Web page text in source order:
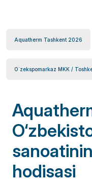
Aquatherm Tashkent 2026
O`zekspomarkaz MKK /
hodisasi